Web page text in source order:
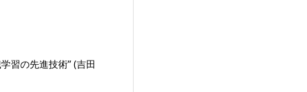
習の先進技術” (吉田